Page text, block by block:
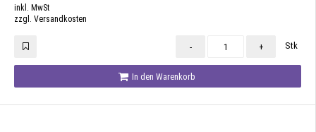
inkl. MwSt
zzgl. Versandkosten
- + Stk
In den Warenkorb